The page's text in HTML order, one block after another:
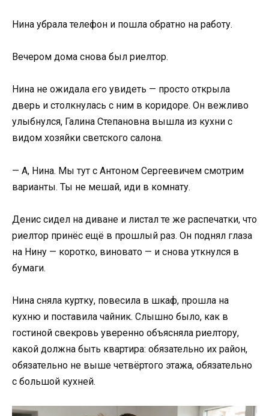
Нина убрала телефон и пошла обратно на работу.
Вечером дома снова был риелтор.
Нина не ожидала его увидеть — просто открыла
дверь и столкнулась с ним в коридоре. Он вежливо
улыбнулся, Галина Степановна вышла из кухни с
видом хозяйки светского салона.
— А, Нина. Мы тут с Антоном Сергеевичем смотрим
варианты. Ты не мешай, иди в комнату.
Денис сидел на диване и листал те же распечатки, что
риелтор принёс ещё в прошлый раз. Он поднял глаза
на Нину — коротко, виновато — и снова уткнулся в
бумаги.
Нина сняла куртку, повесила в шкаф, прошла на
кухню и поставила чайник. Слышно было, как в
гостиной свекровь уверенно объясняла риелтору,
какой должна быть квартира: обязательно их район,
обязательно не выше четвёртого этажа, обязательно
с большой кухней.